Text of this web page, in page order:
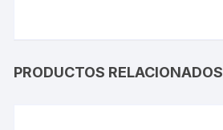
PRODUCTOS RELACIONADOS